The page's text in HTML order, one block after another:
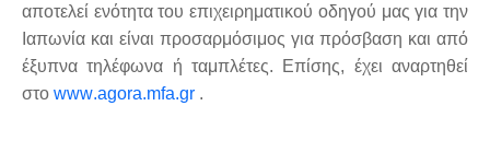
αποτελεί ενότητα του επιχειρηματικού οδηγού μας για την
Ιαπωνία και είναι προσαρμόσιμος για πρόσβαση και από
έξυπνα τηλέφωνα ή ταμπλέτες. Επίσης, έχει αναρτηθεί
στο www.agora.mfa.gr .